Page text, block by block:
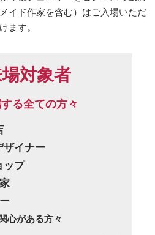
イド作家を含む）はご入場いただ
けます。
対象者
る全ての方々
ザイナー
ップ
心がある方々